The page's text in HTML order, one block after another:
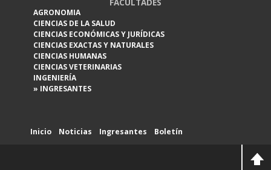
FACULTADES
AGRONOMIA
CIENCIAS DE LA SALUD
CIENCIAS ECONÓMICAS Y JURÍDICAS
CIENCIAS EXACTAS Y NATURALES
CIENCIAS HUMANAS
CIENCIAS VETERINARIAS
INGENIERÍA
» INGRESANTES
Inicio Noticias Ingresantes Boletín